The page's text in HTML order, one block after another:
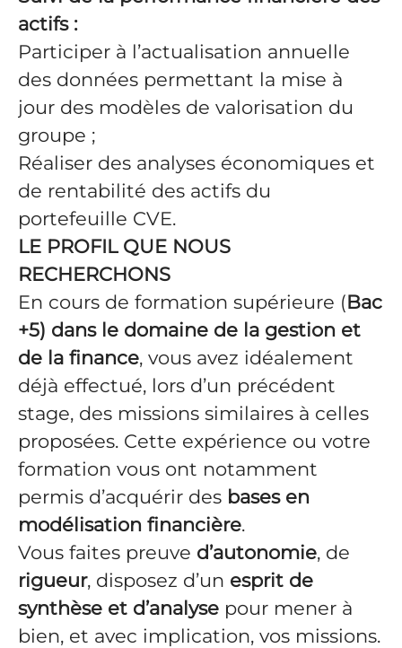
actifs :
Participer à l’actualisation annuelle
des données permettant la mise à
jour des modèles de valorisation du
groupe ;
Réaliser des analyses économiques et
de rentabilité des actifs du
portefeuille CVE.
LE PROFIL QUE NOUS
RECHERCHONS
En cours de formation supérieure (Bac
+5) dans le domaine de la gestion et
de la finance, vous avez idéalement
déjà effectué, lors d’un précédent
stage, des missions similaires à celles
proposées. Cette expérience ou votre
formation vous ont notamment
permis d’acquérir des bases en
modélisation financière.
Vous faites preuve d’autonomie, de
rigueur, disposez d’un esprit de
synthèse et d’analyse pour mener à
bien, et avec implication, vos missions.